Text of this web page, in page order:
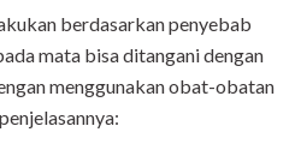
berdasarkan penyebab
mata bisa ditangani dengan
menggunakan obat-obatan